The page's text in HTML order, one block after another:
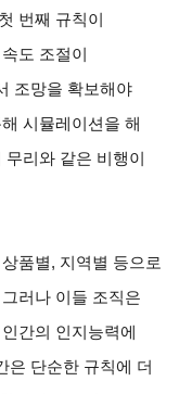
번째 규칙이
도 조절이
조망을 확보해야
시뮬레이션을 해
리와 같은 비행이
품별, 지역별 등으로
러나 이들 조직은
간의 인지능력에
은 단순한 규칙에 더